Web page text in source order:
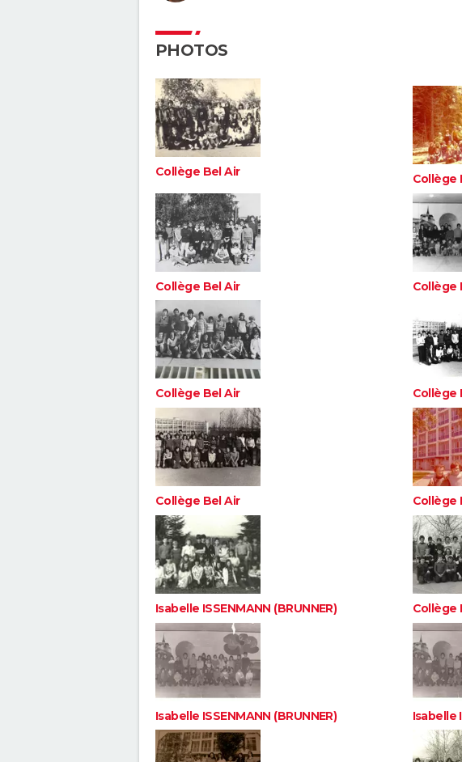
PHOTOS
Collège Bel Air Collège
Collège Bel Air Collège
Collège Bel Air Collège
Collège Bel Air Collège
Isabelle ISSENMANN (BRUNNER) Collège
Isabelle ISSENMANN (BRUNNER) Isabelle